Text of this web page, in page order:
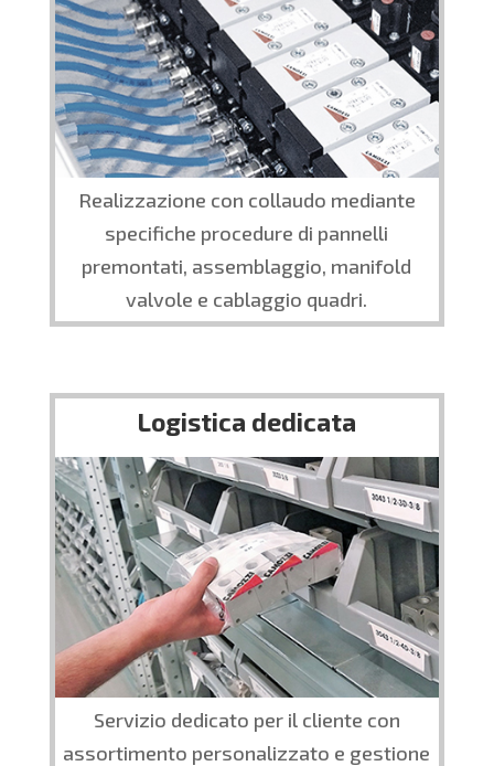
Realizzazione con collaudo mediante
specifiche procedure di pannelli
premontati, assemblaggio, manifold
valvole e cablaggio quadri.
Logistica dedicata
Servizio dedicato per il cliente con
assortimento personalizzato e gestione